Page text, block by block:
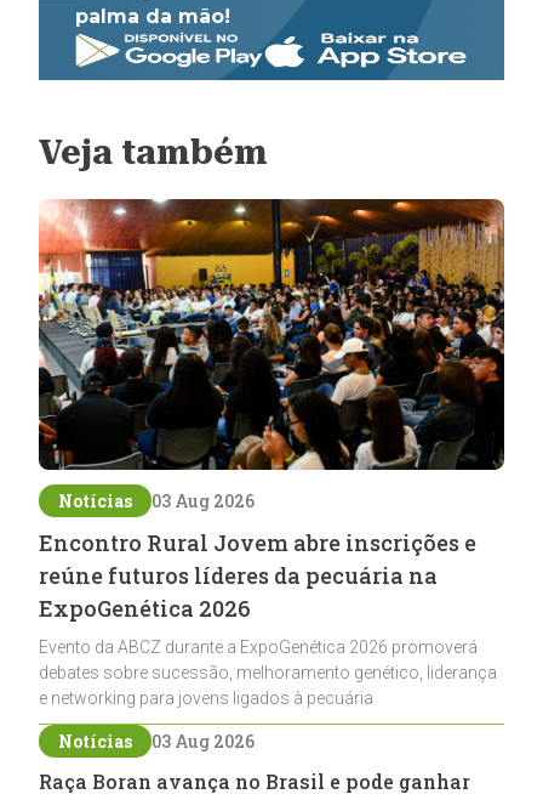
palma da mão!
Veja também
Notícias 03 Aug 2026
Encontro Rural Jovem abre inscrições e
reúne futuros líderes da pecuária na
ExpoGenética 2026
Evento da ABCZ durante a ExpoGenética 2026 promoverá
debates sobre sucessão, melhoramento genético, liderança
e networking para jovens ligados à pecuária
Notícias 03 Aug 2026
Raça Boran avança no Brasil e pode ganhar